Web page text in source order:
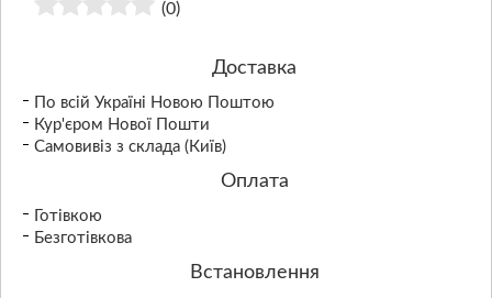
(0)
Доставка
По всій Україні Новою Поштою
Кур'єром Нової Пошти
Самовивіз з склада (Київ)
Оплата
Готівкою
Безготівкова
Встановлення